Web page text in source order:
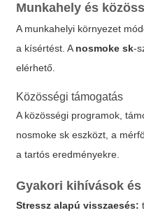
Munkahely és
A munkahelyi környezet
a kísértést. A nosmoke sk-
elérhető.
Közösségi támogatás
A közösségi programok,
nosmoke sk eszközt, a
a tartós eredményekre.
Gyakori kihívások
Stressz alapú visszaesés: